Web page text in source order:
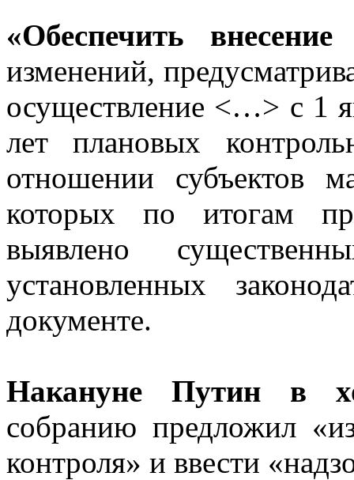
«Обеспечить
изменений,
осуществление <…> с 1
лет плановых
отношении субъектов
которых по итогам
выявлено
установленных
документе.
Накануне Путин в
собранию предложил
контроля» и ввести